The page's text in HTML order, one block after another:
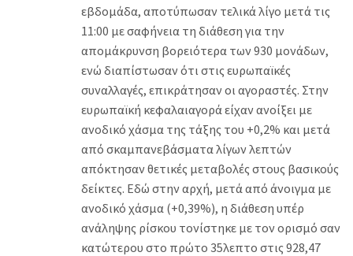
εβδομάδα, αποτύπωσαν τελικά λίγο μετά τις
11:00 με σαφήνεια τη διάθεση για την
απομάκρυνση βορειότερα των 930 μονάδων,
ενώ διαπίστωσαν ότι στις ευρωπαϊκές
συναλλαγές, επικράτησαν οι αγοραστές. Στην
ευρωπαϊκή κεφαλαιαγορά είχαν ανοίξει με
ανοδικό χάσμα της τάξης του +0,2% και μετά
από σκαμπανεβάσματα λίγων λεπτών
απόκτησαν θετικές μεταβολές στους βασικούς
δείκτες. Εδώ στην αρχή, μετά από άνοιγμα με
ανοδικό χάσμα (+0,39%), η διάθεση υπέρ
ανάληψης ρίσκου τονίστηκε με τον ορισμό σαν
κατώτερου στο πρώτο 35λεπτο στις 928,47